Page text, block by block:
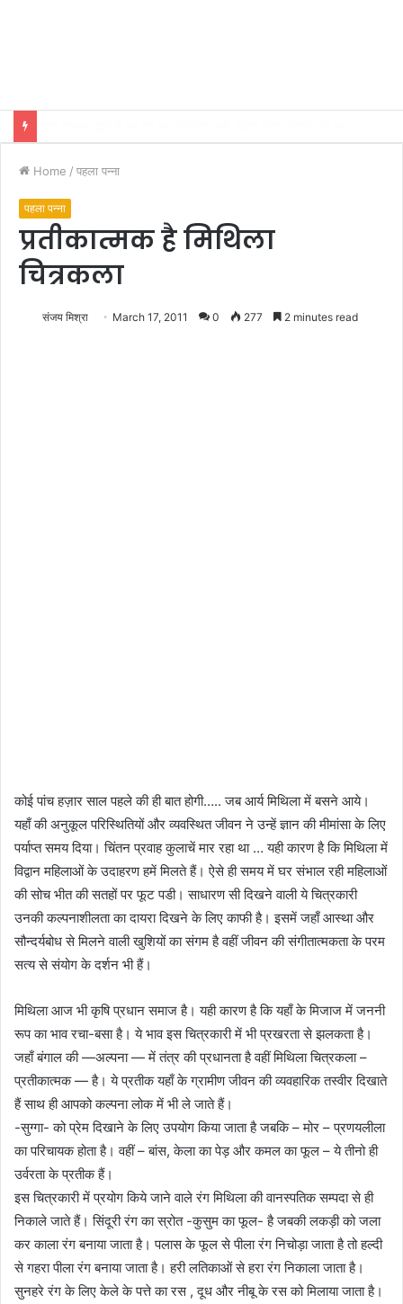
Home / पहला पन्ना
पहला पन्ना
प्रतीकात्मक है मिथिला
चित्रकला
संजय मिश्रा March 17, 2011 0 277 2 minutes read
कोई पांच हज़ार साल पहले की ही बात होगी….. जब आर्य मिथिला में बसने आये।
यहाँ की अनुकूल परिस्थितियों और व्यवस्थित जीवन ने उन्हें ज्ञान की मीमांसा के लिए
पर्याप्त समय दिया। चिंतन प्रवाह कुलाचें मार रहा था … यही कारण है कि मिथिला में
विद्वान महिलाओं के उदाहरण हमें मिलते हैं। ऐसे ही समय में घर संभाल रही महिलाओं
की सोच भीत की सतहों पर फूट पडी। साधारण सी दिखने वाली ये चित्रकारी
उनकी कल्पनाशीलता का दायरा दिखने के लिए काफी है। इसमें जहाँ आस्था और
सौन्दर्यबोध से मिलने वाली खुशियों का संगम है वहीं जीवन की संगीतात्मकता के परम
सत्य से संयोग के दर्शन भी हैं।
मिथिला आज भी कृषि प्रधान समाज है। यही कारण है कि यहाँ के मिजाज में जननी
रूप का भाव रचा-बसा है। ये भाव इस चित्रकारी में भी प्रखरता से झलकता है।
जहाँ बंगाल की —अल्पना — में तंत्र की प्रधानता है वहीं मिथिला चित्रकला –
प्रतीकात्मक — है। ये प्रतीक यहाँ के ग्रामीण जीवन की व्यवहारिक तस्वीर दिखाते
हैं साथ ही आपको कल्पना लोक में भी ले जाते हैं।
-सुग्गा- को प्रेम दिखाने के लिए उपयोग किया जाता है जबकि – मोर – प्रणयलीला
का परिचायक होता है। वहीं – बांस, केला का पेड़ और कमल का फूल – ये तीनो ही
उर्वरता के प्रतीक हैं।
इस चित्रकारी में प्रयोग किये जाने वाले रंग मिथिला की वानस्पतिक सम्पदा से ही
निकाले जाते हैं। सिंदूरी रंग का स्रोत -कुसुम का फूल- है जबकी लकड़ी को जला
कर काला रंग बनाया जाता है। पलास के फूल से पीला रंग निचोड़ा जाता है तो हल्दी
से गहरा पीला रंग बनाया जाता है। हरी लतिकाओं से हरा रंग निकाला जाता है।
सुनहरे रंग के लिए केले के पत्ते का रस , दूध और नीबू के रस को मिलाया जाता है।